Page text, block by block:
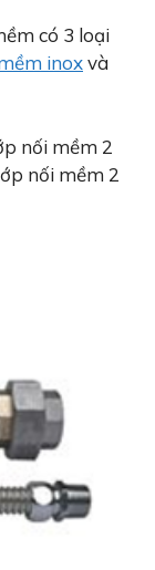
có 3 loại
inoxvà
nối mềm 2
nối mềm 2